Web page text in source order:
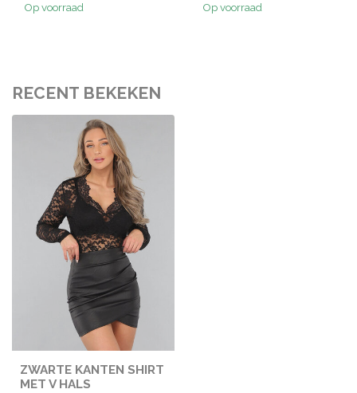
Op voorraad Op voorraad
RECENT BEKEKEN
ZWARTE KANTEN SHIRT
MET V HALS